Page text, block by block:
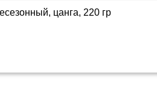
цанга, 220 гр